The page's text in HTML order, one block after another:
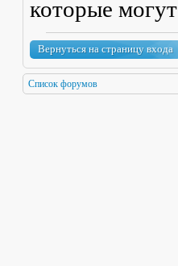
которые
Вернуться на страницу входа
Список форумов